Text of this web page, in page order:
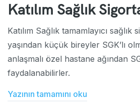
Katılım Sağlık
Katılım Sağlık tamamlayıcı sağlık
yaşından küçük bireyler SGK’lı
anlaşmalı özel hastane ağından
faydalanabilirler.
Yazının tamamını oku